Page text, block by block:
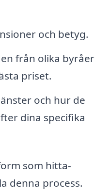
och betyg.
från olika byråer
priset.
och hur de
dina specifika
som hitta-
denna process.